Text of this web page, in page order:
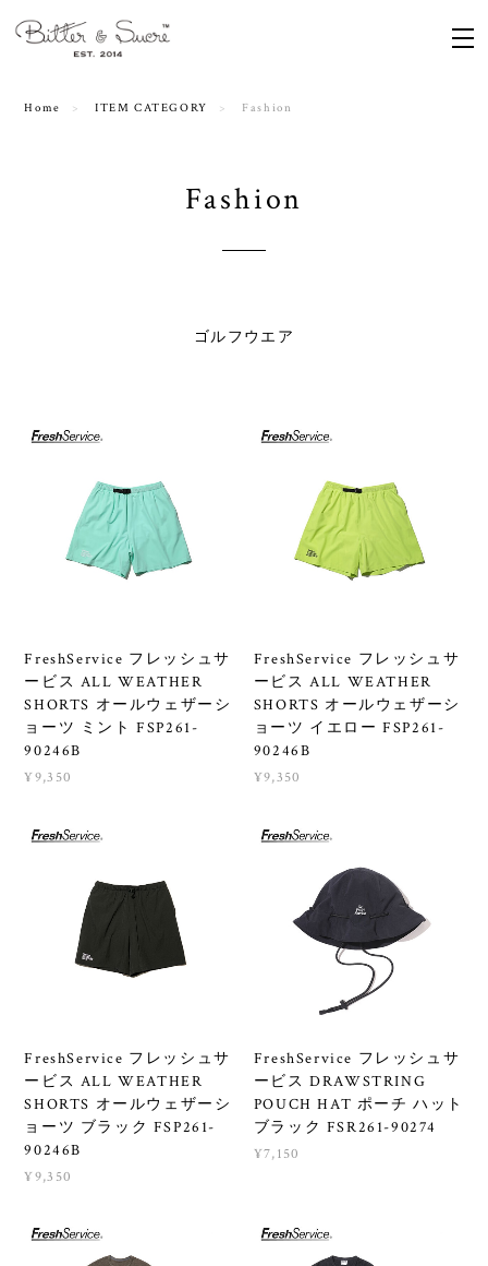
Home ITEM CATEGORY Fashion
Fashion
ゴルフウエア
FreshService フレッシュサ
ービス ALL WEATHER
SHORTS オールウェザーシ
ョーツ ミント FSP261-
90246B
¥9,350
FreshService フレッシュサ
ービス ALL WEATHER
SHORTS オールウェザーシ
ョーツ イエロー FSP261-
90246B
¥9,350
FreshService フレッシュサ
ービス ALL WEATHER
SHORTS オールウェザーシ
ョーツ ブラック FSP261-
90246B
¥9,350
FreshService フレッシュサ
ービス DRAWSTRING
POUCH HAT ポーチ ハット
ブラック FSR261-90274
¥7,150